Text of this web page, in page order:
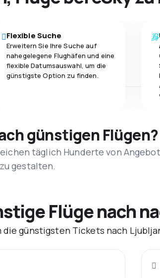
Flexible Suche
Erweitern Sie Ihre Suche auf
nahegelegene Flughäfen und eine
flexible Datumsauswahl, um die
günstigste Option zu finden.
günstigen Flügen?
täglich Hunderte von
gestalten.
Flüge nach
günstigsten Tickets nach